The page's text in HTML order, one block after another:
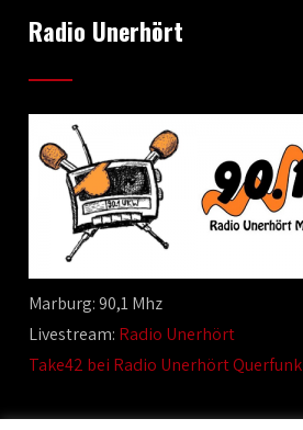
Radio Unerhört
Marburg: 90,1 Mhz
Livestream: Radio Unerhört
Take42 bei Radio Unerhört Querfunk